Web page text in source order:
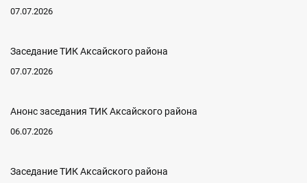
07.07.2026
Заседание ТИК Аксайского района
07.07.2026
Анонс заседания ТИК Аксайского района
06.07.2026
Заседание ТИК Аксайского района